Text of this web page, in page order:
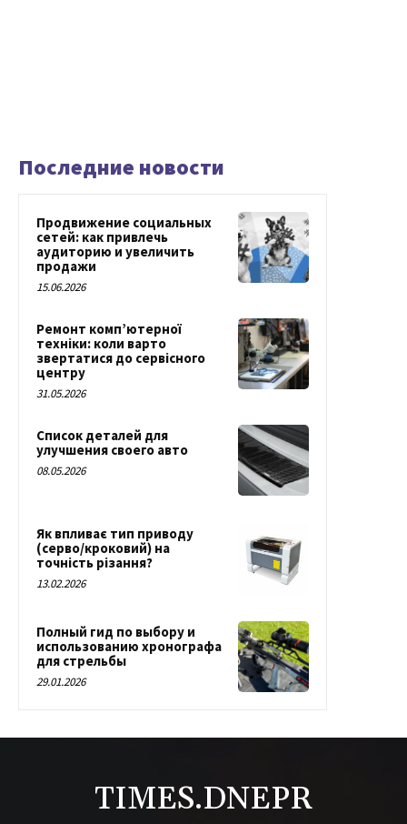
Последние новости
Продвижение социальных
сетей: как привлечь
аудиторию и увеличить
продажи
15.06.2026
Ремонт комп’ютерної
техніки: коли варто
звертатися до сервісного
центру
31.05.2026
Список деталей для
улучшения своего авто
08.05.2026
Як впливає тип приводу
(серво/кроковий) на
точність різання?
13.02.2026
Полный гид по выбору и
использованию хронографа
для стрельбы
29.01.2026
TIMES.DNEPR